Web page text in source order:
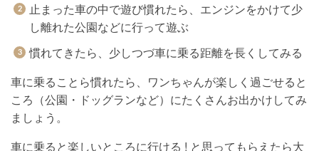
止まった車の中で遊び慣れたら、エンジンをかけて少
し離れた公園などに行って遊ぶ
慣れてきたら、少しつづ車に乗る距離を長くしてみる
車に乗ることら慣れたら、ワンちゃんが楽しく過ごせると
ころ（公園・ドッグランなど）にたくさんお出かけしてみ
ましょう。
車に乗ると楽しいところに行ける ! と思ってもらえたら大